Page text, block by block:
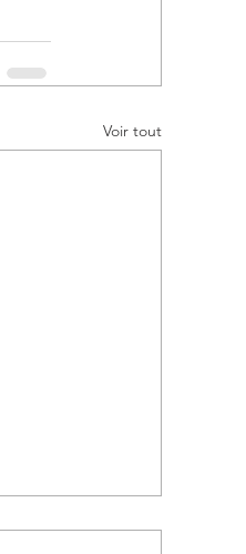
Voir tout